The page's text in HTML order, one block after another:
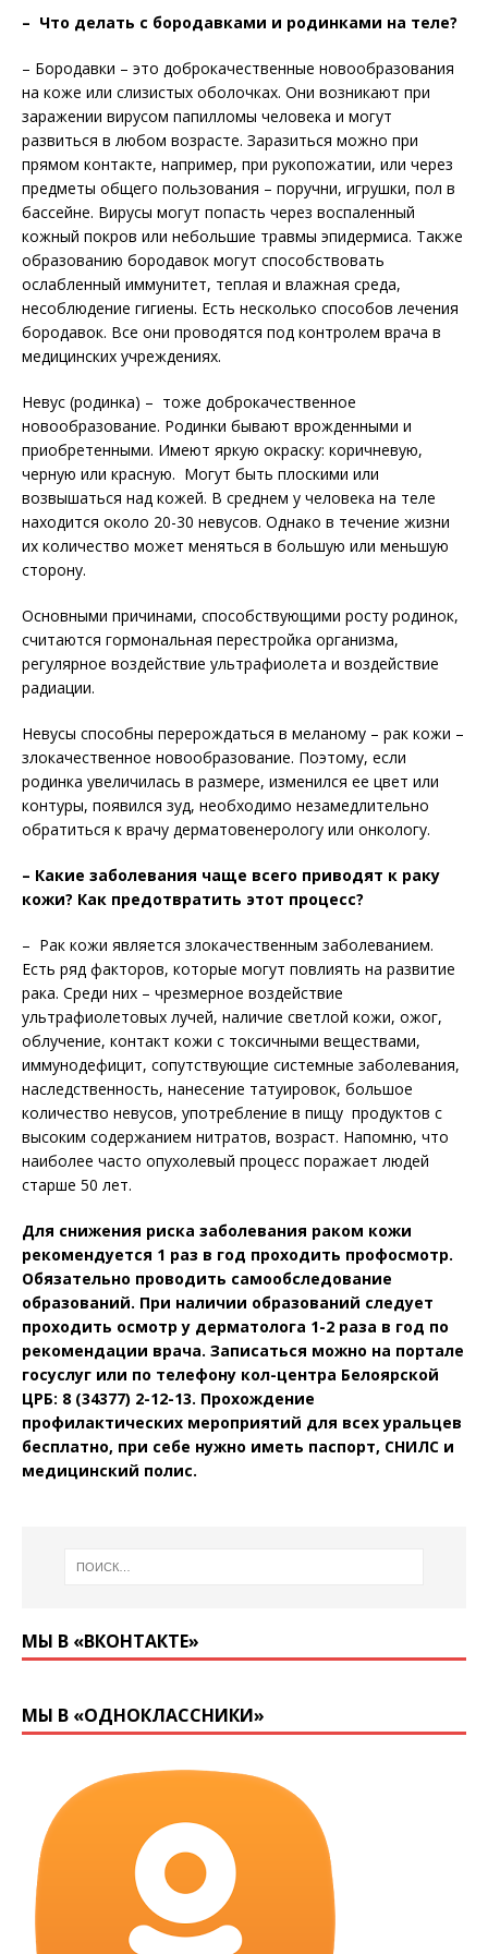
– Что делать с бородавками и родинками на теле?
– Бородавки – это доброкачественные новообразования
на коже или слизистых оболочках. Они возникают при
заражении вирусом папилломы человека и могут
развиться в любом возрасте. Заразиться можно при
прямом контакте, например, при рукопожатии, или через
предметы общего пользования – поручни, игрушки, пол в
бассейне. Вирусы могут попасть через воспаленный
кожный покров или небольшие травмы эпидермиса. Также
образованию бородавок могут способствовать
ослабленный иммунитет, теплая и влажная среда,
несоблюдение гигиены. Есть несколько способов лечения
бородавок. Все они проводятся под контролем врача в
медицинских учреждениях.
Невус (родинка) – тоже доброкачественное
новообразование. Родинки бывают врожденными и
приобретенными. Имеют яркую окраску: коричневую,
черную или красную. Могут быть плоскими или
возвышаться над кожей. В среднем у человека на теле
находится около 20-30 невусов. Однако в течение жизни
их количество может меняться в большую или меньшую
сторону.
Основными причинами, способствующими росту родинок,
считаются гормональная перестройка организма,
регулярное воздействие ультрафиолета и воздействие
радиации.
Невусы способны перерождаться в меланому – рак кожи –
злокачественное новообразование. Поэтому, если
родинка увеличилась в размере, изменился ее цвет или
контуры, появился зуд, необходимо незамедлительно
обратиться к врачу дерматовенерологу или онкологу.
– Какие заболевания чаще всего приводят к раку
кожи? Как предотвратить этот процесс?
– Рак кожи является злокачественным заболеванием.
Есть ряд факторов, которые могут повлиять на развитие
рака. Среди них – чрезмерное воздействие
ультрафиолетовых лучей, наличие светлой кожи, ожог,
облучение, контакт кожи с токсичными веществами,
иммунодефицит, сопутствующие системные заболевания,
наследственность, нанесение татуировок, большое
количество невусов, употребление в пищу продуктов с
высоким содержанием нитратов, возраст. Напомню, что
наиболее часто опухолевый процесс поражает людей
старше 50 лет.
Для снижения риска заболевания раком кожи
рекомендуется 1 раз в год проходить профосмотр.
Обязательно проводить самообследование
образований. При наличии образований следует
проходить осмотр у дерматолога 1-2 раза в год по
рекомендации врача. Записаться можно на портале
госуслуг или по телефону кол-центра Белоярской
ЦРБ: 8 (34377) 2-12-13. Прохождение
профилактических мероприятий для всех уральцев
бесплатно, при себе нужно иметь паспорт, СНИЛС и
медицинский полис.
МЫ В «ВКОНТАКТЕ»
МЫ В «ОДНОКЛАССНИКИ»